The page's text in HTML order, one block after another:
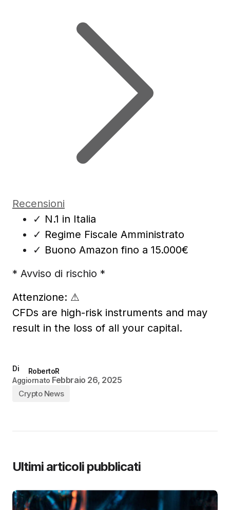
Recensioni
✓ N.1 in Italia
✓ Regime Fiscale Amministrato
✓ Buono Amazon fino a 15.000€
* Avviso di rischio *
Attenzione: ⚠
CFDs are high-risk instruments and may
result in the loss of all your capital.
Di
RobertoR
Aggiornato Febbraio 26, 2025
Crypto News
Ultimi articoli pubblicati